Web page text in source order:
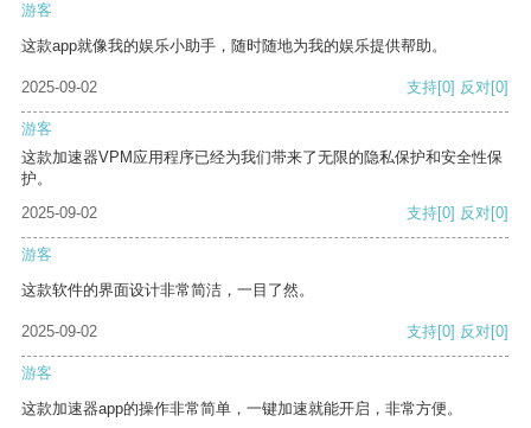
游客
这款app就像我的娱乐小助手，随时随地为我的娱乐提供帮助。
2025-09-02 支持[0] 反对[0]
游客
这款加速器VPM应用程序已经为我们带来了无限的隐私保护和安全性保
护。
2025-09-02
支持[0] 反对[0]
游客
这款软件的界面设计非常简洁，一目了然。
2025-09-02 支持[0] 反对[0]
游客
这款加速器app的操作非常简单，一键加速就能开启，非常方便。